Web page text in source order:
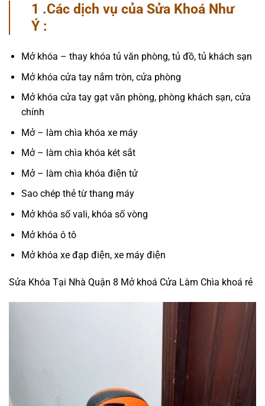
1 .Các dịch vụ của Sửa Khoá Như
Ý :
Mở khóa – thay khóa tủ văn phòng, tủ đồ, tủ khách sạn
Mở khóa cửa tay nắm tròn, cửa phòng
Mở khóa cửa tay gạt văn phòng, phòng khách sạn, cửa
chính
Mở – làm chìa khóa xe máy
Mở – làm chìa khóa két sắt
Mở – làm chìa khóa điện tử
Sao chép thẻ từ thang máy
Mở khóa số vali, khóa số vòng
Mở khóa ô tô
Mở khóa xe đạp điện, xe máy điện
Sửa Khóa Tại Nhà Quận 8 Mở khoá Cửa Làm Chìa khoá rẻ